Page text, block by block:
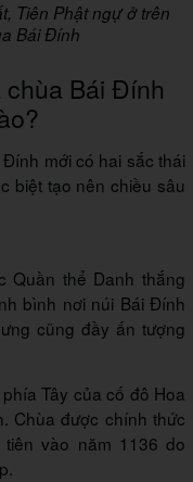
Tiên Phật ngự ở trên
Bái Đính
Bái Đính
mới có hai sắc thái
biệt tạo nên chiều sâu
Quần thể Danh thắng
bình nơi núi Bái Đính
cũng đầy ấn tượng
Tây của cố đô Hoa
Chùa được chính thức
vào năm 1136 do